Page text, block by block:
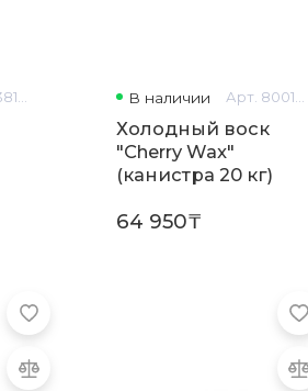
Арт. 138100 В наличии Арт. 800121
Холодный воск
"Cherry Wax"
(канистра 20 кг)
64 950₸